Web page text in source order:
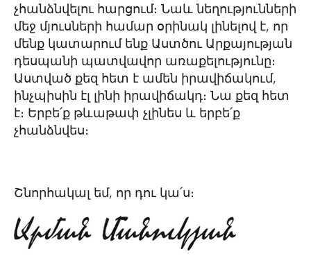
չհանձնվելու հարցում։ Նաև նեղությունների
մեջ մյուսների համար օրինակ լինելով է, որ
մենք կատարում ենք Աստծու Արքայության
դեսպանի պատվավոր առաքելությունը։
Աստված քեզ հետ է ամեն իրավիճակում,
ինչպիսին էլ լինի իրավիճակդ։ Նա քեզ հետ
է։ Երբե՛ք թևաթափ չլինես և երբե՛ք
չհանձնվես։
Շնորհակալ եմ, որ դու կա՛ս։